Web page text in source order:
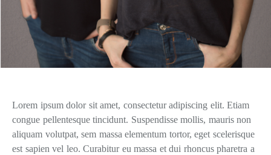
Lorem ipsum dolor sit amet, consectetur adipiscing elit. Etiam
congue pellentesque tincidunt. Suspendisse mollis, mauris non
aliquam volutpat, sem massa elementum tortor, eget scelerisque
est sapien vel leo. Curabitur eu massa et dui rhoncus pharetra a